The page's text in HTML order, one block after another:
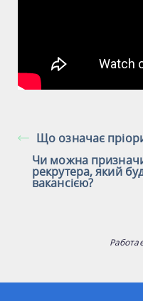
Що означає
Чи можна
рекрутера, який
вакансією?